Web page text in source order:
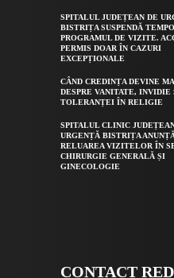
SPITALUL JUDEȚEAN DE
BISTRIȚA SUSPENDĂ
PROGRAMUL DE VIZITE.
PERMIS DOAR ÎN CAZURI
EXCEPȚIONALE
CÂND CREDINȚA DEVINE
DESPRE VANITATE, INVIDIE
TOLERANȚEI ÎN RELIGIE
SPITALUL CLINIC
URGENȚĂ BISTRIȚA
RELUAREA VIZITELOR ÎN
CHIRURGIE GENERALĂ ȘI
GINECOLOGIE
CONTACT